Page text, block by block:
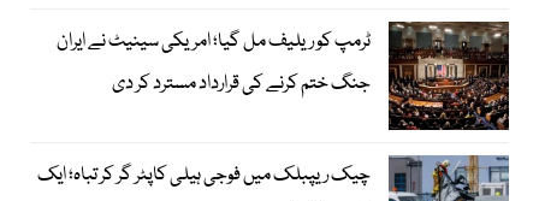
ٹرمپ کو ریلیف مل گیا؛ امریکی سینیٹ نے ایران
جنگ ختم کرنے کی قرارداد مسترد کر دی
چیک ریپبلک میں فوجی ہیلی کاپٹر گر کر تباہ؛ ایک